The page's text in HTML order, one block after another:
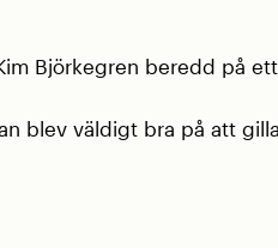
Björkegren beredd på
blev väldigt bra på att